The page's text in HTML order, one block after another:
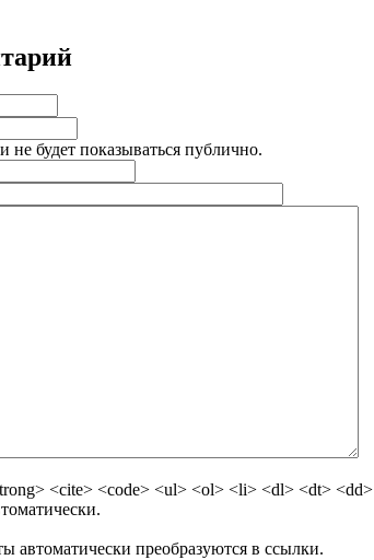
будет показываться публично.
<cite> <code> <ul> <ol> <li> <dl> <dt> <dd>
автоматически преобразуются в ссылки.